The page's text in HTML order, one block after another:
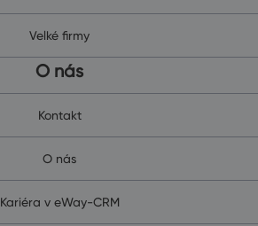
Velké firmy
O nás
Kontakt
O nás
Kariéra v eWay-CRM